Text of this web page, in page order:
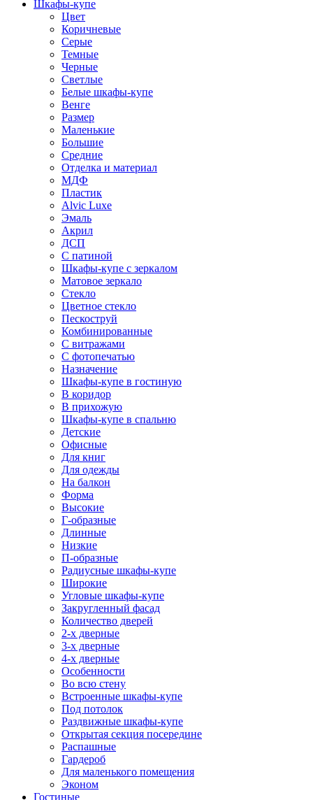
Шкафы-купе
Цвет
Коричневые
Серые
Темные
Черные
Светлые
Белые шкафы-купе
Венге
Размер
Маленькие
Большие
Средние
Отделка и материал
МДФ
Пластик
Alvic Luxe
Эмаль
Акрил
ДСП
С патиной
Шкафы-купе с зеркалом
Матовое зеркало
Стекло
Цветное стекло
Пескоструй
Комбинированные
С витражами
С фотопечатью
Назначение
Шкафы-купе в гостиную
В коридор
В прихожую
Шкафы-купе в спальню
Детские
Офисные
Для книг
Для одежды
На балкон
Форма
Высокие
Г-образные
Длинные
Низкие
П-образные
Радиусные шкафы-купе
Широкие
Угловые шкафы-купе
Закругленный фасад
Количество дверей
2-х дверные
3-х дверные
4-х дверные
Особенности
Во всю стену
Встроенные шкафы-купе
Под потолок
Раздвижные шкафы-купе
Открытая секция посередине
Распашные
Гардероб
Для маленького помещения
Эконом
Гостиные